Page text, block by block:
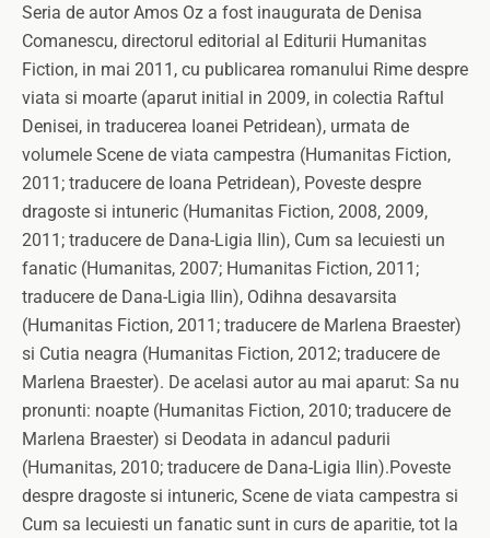
Seria de autor Amos Oz a fost inaugurata de Denisa
Comanescu, directorul editorial al Editurii Humanitas
Fiction, in mai 2011, cu publicarea romanului Rime despre
viata si moarte (aparut initial in 2009, in colectia Raftul
Denisei, in traducerea Ioanei Petridean), urmata de
volumele Scene de viata campestra (Humanitas Fiction,
2011; traducere de Ioana Petridean), Poveste despre
dragoste si intuneric (Humanitas Fiction, 2008, 2009,
2011; traducere de Dana-Ligia Ilin), Cum sa lecuiesti un
fanatic (Humanitas, 2007; Humanitas Fiction, 2011;
traducere de Dana-Ligia Ilin), Odihna desavarsita
(Humanitas Fiction, 2011; traducere de Marlena Braester)
si Cutia neagra (Humanitas Fiction, 2012; traducere de
Marlena Braester). De acelasi autor au mai aparut: Sa nu
pronunti: noapte (Humanitas Fiction, 2010; traducere de
Marlena Braester) si Deodata in adancul padurii
(Humanitas, 2010; traducere de Dana-Ligia Ilin).Poveste
despre dragoste si intuneric, Scene de viata campestra si
Cum sa lecuiesti un fanatic sunt in curs de aparitie, tot la